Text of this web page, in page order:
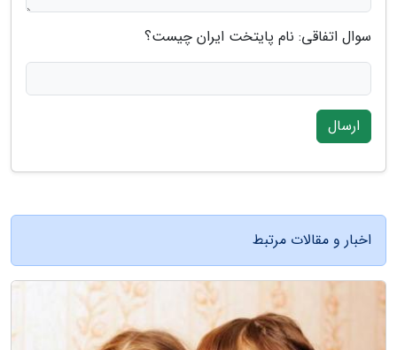
سوال اتفاقی: نام پایتخت ایران چیست؟
ارسال
اخبار و مقالات مرتبط